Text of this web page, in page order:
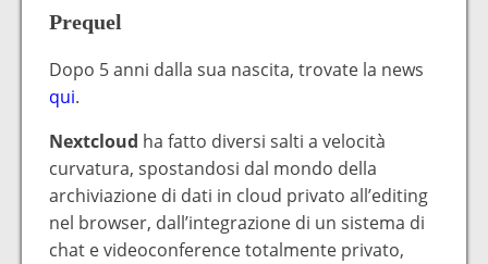
Prequel
Dopo 5 anni dalla sua nascita, trovate la news
qui.
Nextcloud ha fatto diversi salti a velocità
curvatura, spostandosi dal mondo della
archiviazione di dati in cloud privato all’editing
nel browser, dall’integrazione di un sistema di
chat e videoconference totalmente privato,